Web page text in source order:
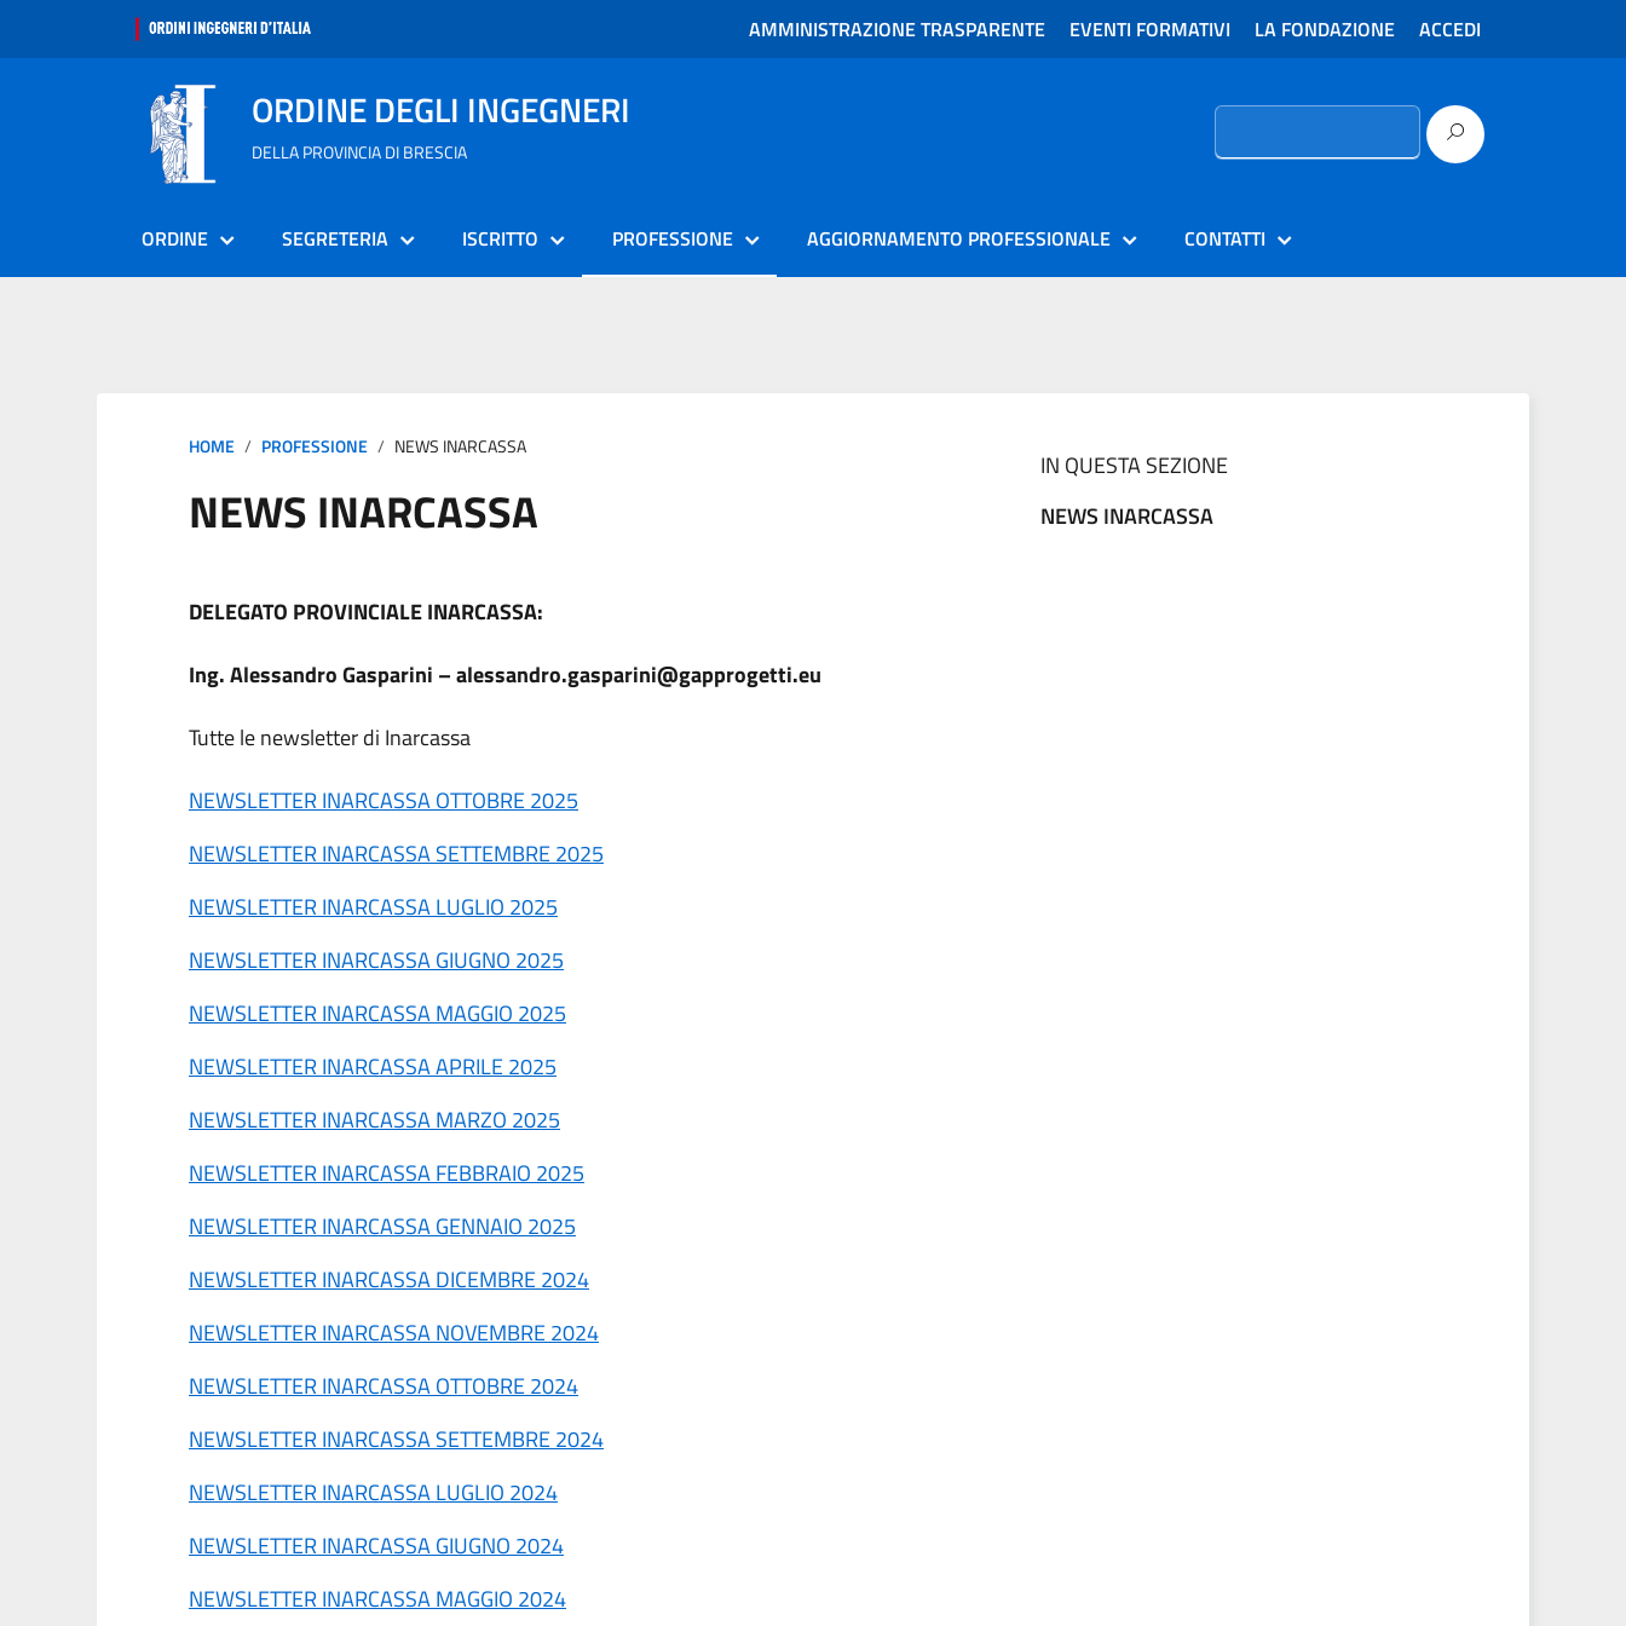
AMMINISTRAZIONE TRASPARENTE EVENTI FORMATIVI LA FONDAZIONE ACCEDI
ORDINE DEGLI INGEGNERI
DELLA PROVINCIA DI BRESCIA
Ricerca
ORDINE SEGRETERIA ISCRITTO PROFESSIONE AGGIORNAMENTO PROFESSIONALE CONTATTI
HOME PROFESSIONE NEWS INARCASSA
NEWS INARCASSA
DELEGATO PROVINCIALE INARCASSA:
Ing. Alessandro Gasparini – alessandro.gasparini@gapprogetti.eu
Tutte le newsletter di Inarcassa
NEWSLETTER INARCASSA OTTOBRE 2025
NEWSLETTER INARCASSA SETTEMBRE 2025
NEWSLETTER INARCASSA LUGLIO 2025
NEWSLETTER INARCASSA GIUGNO 2025
NEWSLETTER INARCASSA MAGGIO 2025
NEWSLETTER INARCASSA APRILE 2025
NEWSLETTER INARCASSA MARZO 2025
NEWSLETTER INARCASSA FEBBRAIO 2025
NEWSLETTER INARCASSA GENNAIO 2025
NEWSLETTER INARCASSA DICEMBRE 2024
NEWSLETTER INARCASSA NOVEMBRE 2024
NEWSLETTER INARCASSA OTTOBRE 2024
NEWSLETTER INARCASSA SETTEMBRE 2024
NEWSLETTER INARCASSA LUGLIO 2024
NEWSLETTER INARCASSA GIUGNO 2024
NEWSLETTER INARCASSA MAGGIO 2024
IN QUESTA SEZIONE
NEWS INARCASSA